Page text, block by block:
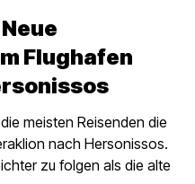
Flughafen
meisten Reisenden die
nach Hersonissos.
zu folgen als die alte